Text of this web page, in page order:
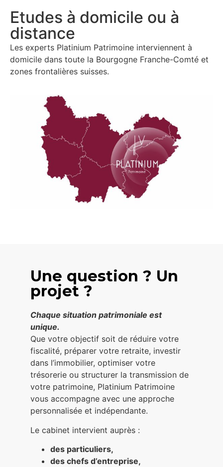
Etudes à domicile ou à
distance
Les experts Platinium Patrimoine interviennent à
domicile dans toute la Bourgogne Franche-Comté et
zones frontalières suisses.
Une question ? Un
projet ?
Chaque situation patrimoniale est
unique.
Que votre objectif soit de réduire votre
fiscalité, préparer votre retraite, investir
dans l’immobilier, optimiser votre
trésorerie ou structurer la transmission de
votre patrimoine, Platinium Patrimoine
vous accompagne avec une approche
personnalisée et indépendante.
Le cabinet intervient auprès :
des particuliers,
des chefs d’entreprise,